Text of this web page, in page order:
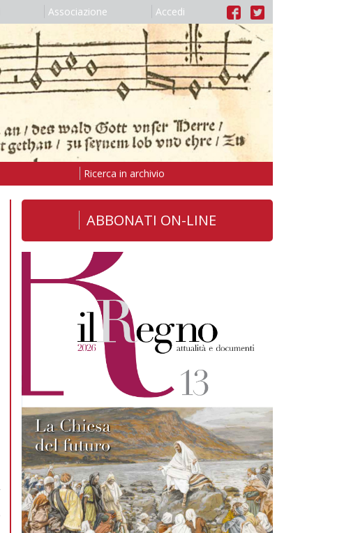
Associazione Accedi
Ricerca in archivio
ABBONATI ON-LINE